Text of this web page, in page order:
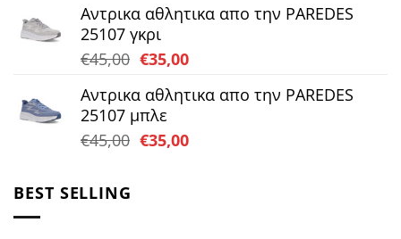
Αντρικα αθλητικα απο την PAREDES
25107 γκρι
€45,00 Original
was:
€45,00.
€35,00Η
τιμή
€35,00.
Αντρικα αθλητικα απο την PAREDES
25107 μπλε
€45,00 Original
€35,00Η
BEST SELLING